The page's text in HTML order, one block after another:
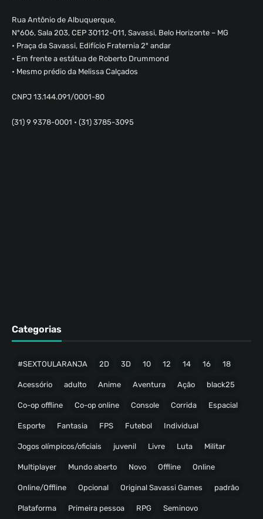
Rua Antônio de Albuquerque,
Nº606, Sala 203, CEP 30112-011, Savassi, Belo Horizonte – MG
• Praça da Savassi, Edifício Fraternia 2º andar
• Em frente a estátua de Roberto Drummond
• Mesmo prédio da Melissa Calçados
CNPJ 13.144.091/0001-80
(31) 9 9378-0001 • (31) 3785-3095
Categorias
#SEXTOULARANJA 2D 3D 10 12 14 16 18
Acessório adulto Anime Aventura Ação black25
Co-op offline Co-op online Console Corrida Espacial
Esporte Fantasia FPS Futebol Individual
Jogos olímpicos/oficiais juvenil Livre Luta Militar
Multiplayer Mundo aberto Novo Offline Online
Online/Offline Opcional Original Savassi Games padrão
Plataforma Primeira pessoa RPG Seminovo